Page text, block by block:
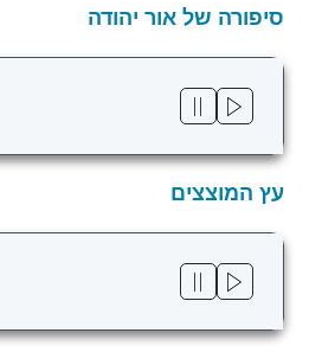
סיפורה של אור יהודה
עץ המוצצים